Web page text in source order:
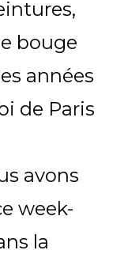
bouge
années
de Paris
avons
week-
la